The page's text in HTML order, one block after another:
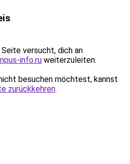
versucht, dich an
info.ru weiterzuleiten.
besuchen möchtest, kannst
zurückkehren.